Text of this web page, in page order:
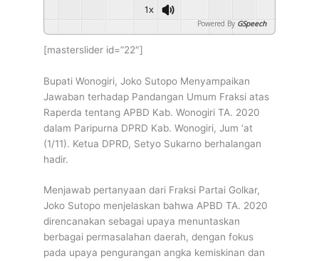
1x
Powered By GSpeech
[masterslider id=”22″]
Bupati Wonogiri, Joko Sutopo Menyampaikan
Jawaban terhadap Pandangan Umum Fraksi atas
Raperda tentang APBD Kab. Wonogiri TA. 2020
dalam Paripurna DPRD Kab. Wonogiri, Jum ‘at
(1/11). Ketua DPRD, Setyo Sukarno berhalangan
hadir.
Menjawab pertanyaan dari Fraksi Partai Golkar,
Joko Sutopo menjelaskan bahwa APBD TA. 2020
direncanakan sebagai upaya menuntaskan
berbagai permasalahan daerah, dengan fokus
pada upaya pengurangan angka kemiskinan dan